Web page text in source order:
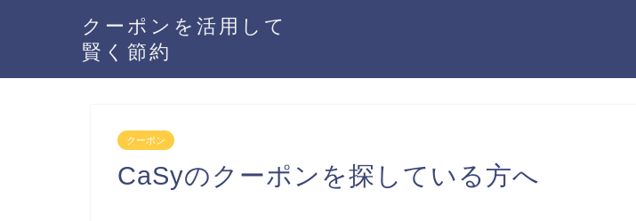
クーポンを活用して
賢く節約
クーポン
CaSyのクーポンを探している方へ